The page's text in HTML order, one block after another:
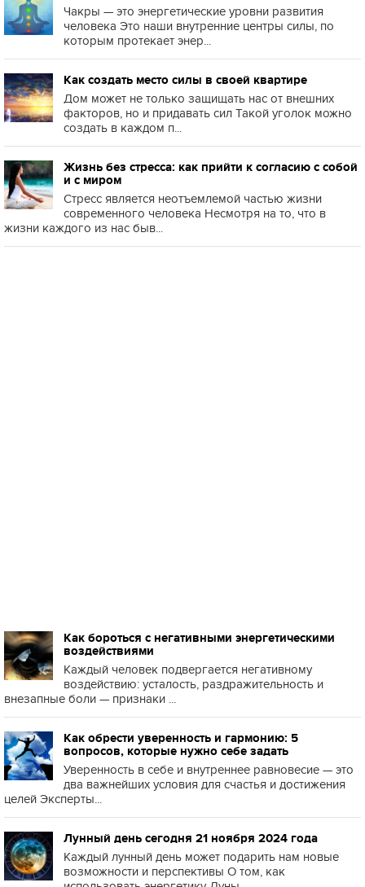
Чакры — это энергетические уровни развития
человека Это наши внутренние центры силы, по
которым протекает энер...
Как создать место силы в своей квартире
Дом может не только защищать нас от внешних
факторов, но и придавать сил Такой уголок можно
создать в каждом п...
Жизнь без стресса: как прийти к согласию с собой
и с миром
Стресс является неотъемлемой частью жизни
современного человека Несмотря на то, что в
жизни каждого из нас быв...
Как бороться с негативными энергетическими
воздействиями
Каждый человек подвергается негативному
воздействию: усталость, раздражительность и
внезапные боли — признаки ...
Как обрести уверенность и гармонию: 5
вопросов, которые нужно себе задать
Уверенность в себе и внутреннее равновесие — это
два важнейших условия для счастья и достижения
целей Эксперты...
Лунный день сегодня 21 ноября 2024 года
Каждый лунный день может подарить нам новые
возможности и перспективы О том, как